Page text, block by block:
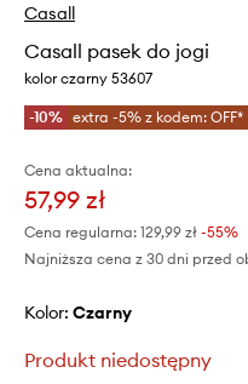
Casall
Casall pasek do jogi
kolor czarny 53607
-10% extra -5% z kodem: OFF*
Cena aktualna:
57,99 zł
Cena regularna: 129,99 zł -55%
Najniższa cena z 30 dni przed
Kolor: czarny
Produkt niedostępny